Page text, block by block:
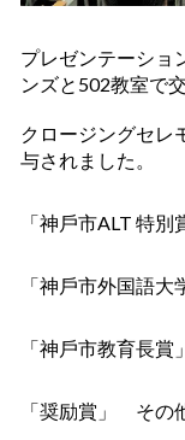
プレゼンテーショ
ンズと502教室で
クロージングセレ
与されました。
「神⼾市ALT 特
「神⼾市外国語
「神⼾市教育⻑
「奨励賞」 その